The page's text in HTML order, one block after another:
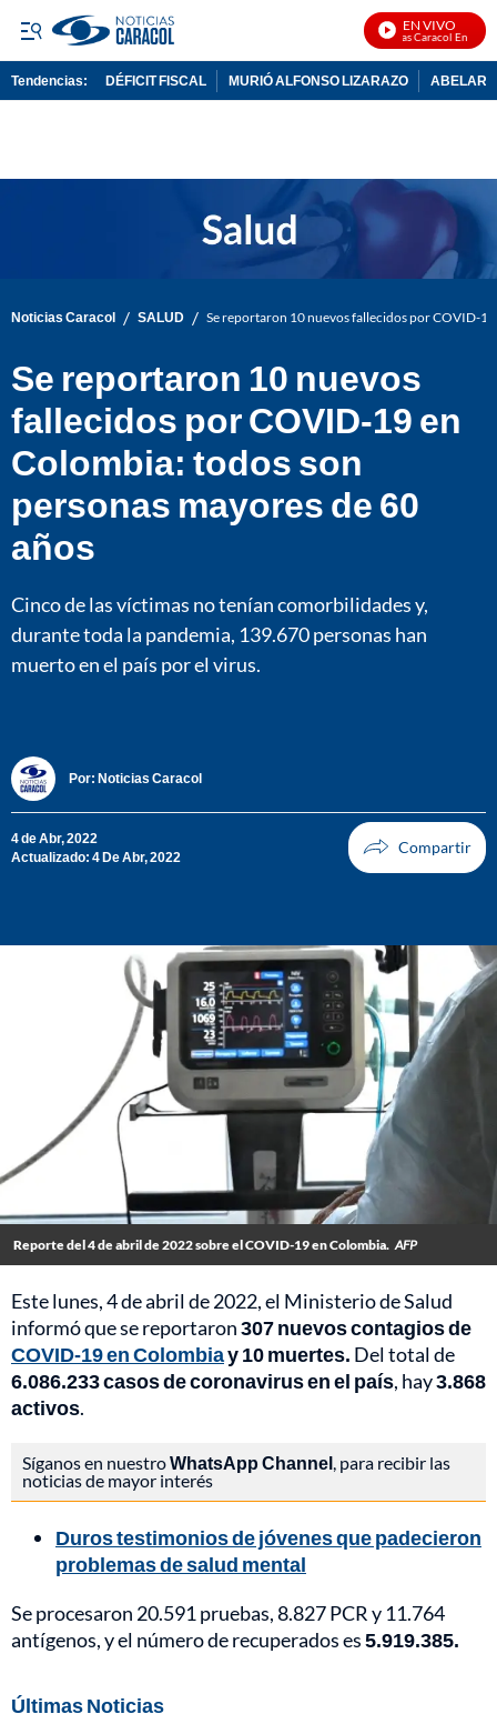
EN VIVO
Noticias Caracol En Vivo
Tendencias: DÉFICIT FISCAL MURIÓ ALFONSO LIZARAZO
Noticias Caracol / SALUD / Se reportaron 10 nuevos fallecidos por COVID-
Se reportaron 10 nuevos
fallecidos por COVID-19 en
Colombia: todos son
personas mayores de 60
años
Cinco de las víctimas no tenían comorbilidades y,
durante toda la pandemia, 139.670 personas han
muerto en el país por el virus.
Por: Noticias Caracol
4 de Abr, 2022
Actualizado: 4 De Abr, 2022
Reporte del 4 de abril de 2022 sobre el COVID-19 en Colombia. AFP
Este lunes, 4 de abril de 2022, el Ministerio de Salud
informó que se reportaron307 nuevos contagios de
COVID-19 en Colombiay 10 muertes. Del total de
6.086.233 casos de coronavirus en el país, hay3.868
activos.
Síganos en nuestroWhatsApp Channel, para recibir las
noticias de mayor interés
Duros testimonios de jóvenes que padecieron
problemas de salud mental
Se procesaron 20.591 pruebas, 8.827 PCR y 11.764
antígenos, y el número de recuperados es5.919.385.
Últimas Noticias